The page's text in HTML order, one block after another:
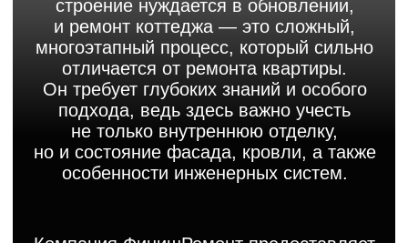
Компания ФинишРемонт предоставляет
полный комплекс услуг по ремонту и
отделке загородных домов и коттеджей
в Новосибирске под ключ. Мы
преобразим ваше жильё, сделав его
более современным, комфортным и
энергоэффективным. Наша цель -
избавить вас от всех забот, связанных с
ремонтом, чтобы вы могли
наслаждаться результатом.